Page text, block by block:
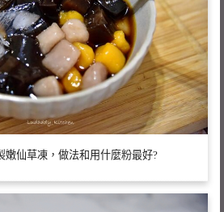
嫩仙草凍，做法和用什麼粉最好?